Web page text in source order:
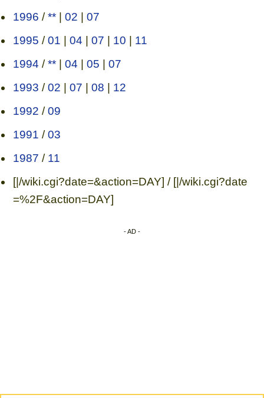
1996 /**| 02 | 07
1995 /01 | 04 | 07 | 10 | 11
1994 /**| 04 | 05 | 07
1993 /02 | 07 | 08 | 12
1992 /09
1991 /03
1987 / 11
[|/wiki.cgi?date=&action=DAY] / [|/wiki.cgi?date
=%2F&action=DAY]
- AD -